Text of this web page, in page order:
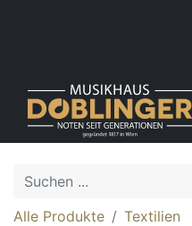
Alle Produkte
Textilien